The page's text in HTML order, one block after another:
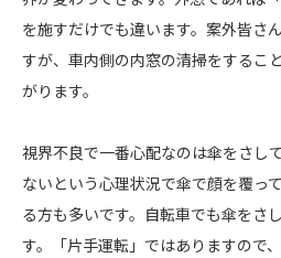
を施すだけでも違います。案外皆さ
すが、車内側の内窓の清掃をするこ
がります。
視界不良で一番心配なのは傘をさし
ないという心理状況で傘で顔を覆っ
る方も多いです。自転車でも傘をさ
す。「片手運転」ではありますので